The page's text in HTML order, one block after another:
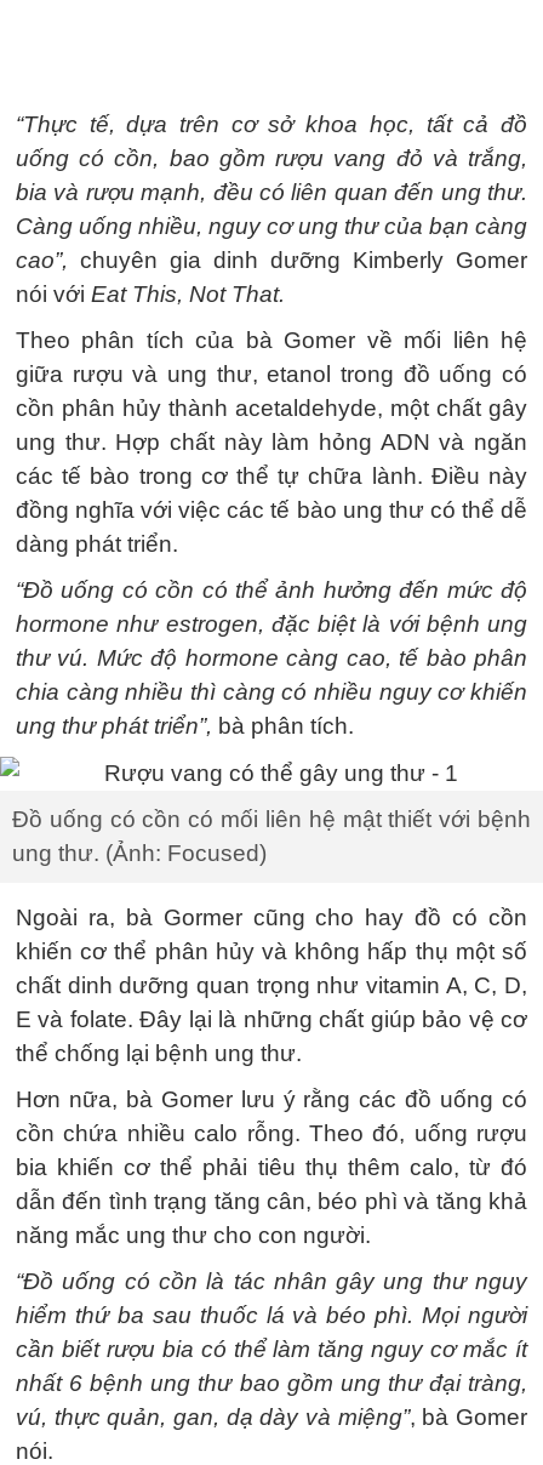
“Thực tế, dựa trên cơ sở khoa học, tất cả đồ
uống có cồn, bao gồm rượu vang đỏ và trắng,
bia và rượu mạnh, đều có liên quan đến ung thư.
Càng uống nhiều, nguy cơ ung thư của bạn càng
cao”, chuyên gia dinh dưỡng Kimberly Gomer
nói với Eat This, Not That.
Theo phân tích của bà Gomer về mối liên hệ
giữa rượu và ung thư, etanol trong đồ uống có
cồn phân hủy thành acetaldehyde, một chất gây
ung thư. Hợp chất này làm hỏng ADN và ngăn
các tế bào trong cơ thể tự chữa lành. Điều này
đồng nghĩa với việc các tế bào ung thư có thể dễ
dàng phát triển.
“Đồ uống có cồn có thể ảnh hưởng đến mức độ
hormone như estrogen, đặc biệt là với bệnh ung
thư vú. Mức độ hormone càng cao, tế bào phân
chia càng nhiều thì càng có nhiều nguy cơ khiến
ung thư phát triển”, bà phân tích.
Đồ uống có cồn có mối liên hệ mật thiết với bệnh
ung thư. (Ảnh: Focused)
Ngoài ra, bà Gormer cũng cho hay đồ có cồn
khiến cơ thể phân hủy và không hấp thụ một số
chất dinh dưỡng quan trọng như vitamin A, C, D,
E và folate. Đây lại là những chất giúp bảo vệ cơ
thể chống lại bệnh ung thư.
Hơn nữa, bà Gomer lưu ý rằng các đồ uống có
cồn chứa nhiều calo rỗng. Theo đó, uống rượu
bia khiến cơ thể phải tiêu thụ thêm calo, từ đó
dẫn đến tình trạng tăng cân, béo phì và tăng khả
năng mắc ung thư cho con người.
“Đồ uống có cồn là tác nhân gây ung thư nguy
hiểm thứ ba sau thuốc lá và béo phì. Mọi người
cần biết rượu bia có thể làm tăng nguy cơ mắc ít
nhất 6 bệnh ung thư bao gồm ung thư đại tràng,
vú, thực quản, gan, dạ dày và miệng”, bà Gomer
nói.